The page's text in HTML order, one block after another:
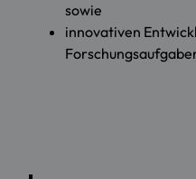
sowie
innovativen